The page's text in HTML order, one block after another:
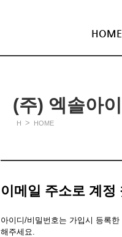
HOME
(주) 엑솔아
H > HOME
이메일 주소로 계정
아이디/비밀번호는 가입시 등록
해주세요.